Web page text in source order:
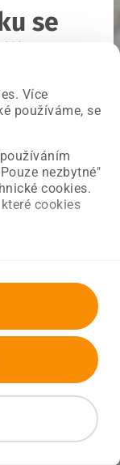
Více
používáme, se
nezbytné"
cookies.
cookies
se
opravujeme.
stránku.
strana